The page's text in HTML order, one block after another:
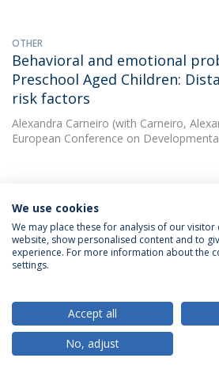
OTHER
Behavioral and emotional
Preschool Aged Children:
risk factors
Alexandra Carneiro (with Carneiro,
European Conference on
Preschooler psychopathology
contribution of IL-10 gene
psychopathology
Alexandra Carneiro
Problemas emocionais e de
We use cookies
We may place these for analysis of our
website, show personalised content and to
experience. For more information about the
settings.
Accept all
No, adjust